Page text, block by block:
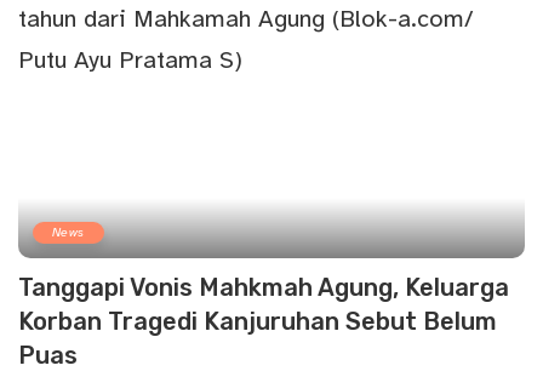
News
Tanggapi Vonis Mahkmah Agung, Keluarga
Korban Tragedi Kanjuruhan Sebut Belum
Puas